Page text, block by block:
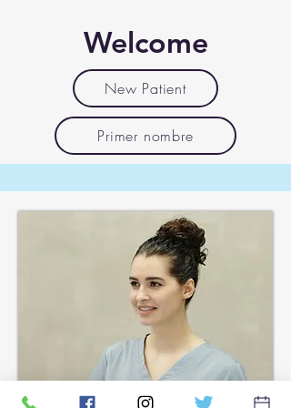
Welcome
New Patient
Primer nombre